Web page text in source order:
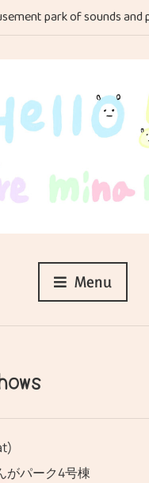
park of sounds and
Menu
がパーク4号棟